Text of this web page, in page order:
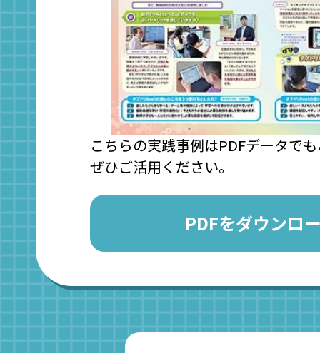
こちらの実践事例はPDFデータで
ぜひご活用ください。
PDFをダウンロ